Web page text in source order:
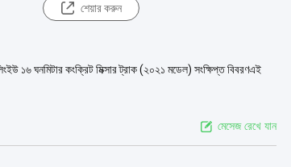
শেয়ার করুন
১৬ ঘনমিটার কংক্রিট মিক্সার ট্রাক (২০২১ মডেল) সংক্ষিপ্ত বিবরণএই
মেসেজ রেখে যান